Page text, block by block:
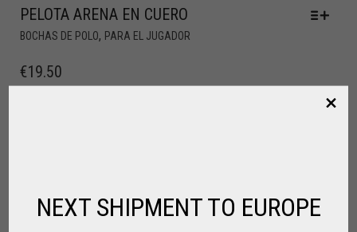
PELOTA ARENA EN CUERO
BOCHAS DE POLO, PARA EL JUGADOR
€19.50
NEXT SHIPMENT TO EUROPE